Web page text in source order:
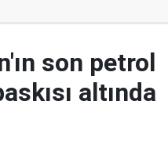
son petrol
altında